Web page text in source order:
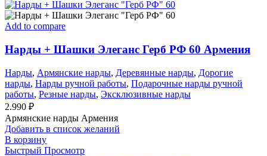
Add to compare
Нарды + Шашки Элеганс Герб РФ 60 Армения
Нарды, Армянские нарды, Деревянные нарды, Дорогие
нарды, Нарды ручной работы, Подарочные нарды ручной
работы, Резные нарды, Эксклюзивные нарды
2.990 ₽
Армянские нарды Армения
Добавить в список желаний
В корзину
Быстрый Просмотр